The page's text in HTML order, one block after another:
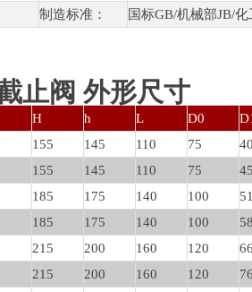
制造标准： 国标GB/机械部JB/
止阀 外形尺寸
H h L D0
155 145 110 75 40
155 145 110 75 45
185 175 140 100 51
185 175 140 100 58
215 200 160 120 66
215 200 160 120 76